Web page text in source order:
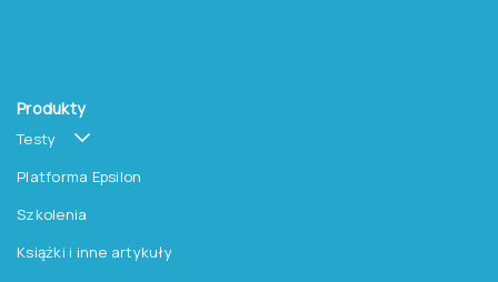
Produkty
Testy
Platforma Epsilon
Szkolenia
Książki i inne artykuły